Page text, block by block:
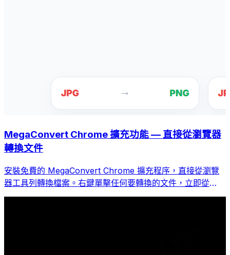
MegaConvert Chrome 擴充功能 — 直接從瀏覽器
轉換文件
安裝免費的 MegaConvert Chrome 擴充程序，直接從瀏覽
器工具列轉換檔案。右鍵單擊任何要轉換的文件，立即從
Chrome 存取所有工具。